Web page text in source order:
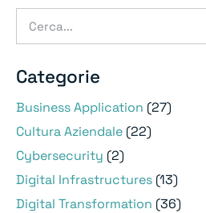
Categorie
Business Application (27)
Cultura Aziendale (22)
Cybersecurity (2)
Digital Infrastructures (13)
Digital Transformation (36)